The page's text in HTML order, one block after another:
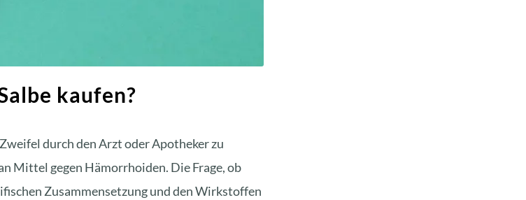
kaufen?
durch den Arzt oder Apotheker zu
Mittel gegen Hämorrhoiden. Die Frage, ob
Zusammensetzung und den Wirkstoffen